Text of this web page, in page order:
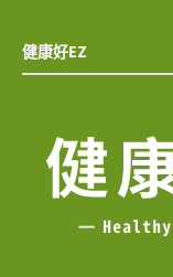
健康好EZ